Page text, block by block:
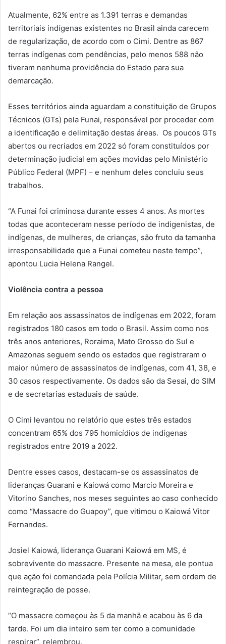
Atualmente, 62% entre as 1.391 terras e demandas
territoriais indígenas existentes no Brasil ainda carecem
de regularização, de acordo com o Cimi. Dentre as 867
terras indígenas com pendências, pelo menos 588 não
tiveram nenhuma providência do Estado para sua
demarcação.
Esses territórios ainda aguardam a constituição de Grupos
Técnicos (GTs) pela Funai, responsável por proceder com
a identificação e delimitação destas áreas. Os poucos GTs
abertos ou recriados em 2022 só foram constituídos por
determinação judicial em ações movidas pelo Ministério
Público Federal (MPF) – e nenhum deles concluiu seus
trabalhos.
“A Funai foi criminosa durante esses 4 anos. As mortes
todas que aconteceram nesse período de indigenistas, de
indígenas, de mulheres, de crianças, são fruto da tamanha
irresponsabilidade que a Funai cometeu neste tempo”,
apontou Lucia Helena Rangel.
Violência contra a pessoa
Em relação aos assassinatos de indígenas em 2022, foram
registrados 180 casos em todo o Brasil. Assim como nos
três anos anteriores, Roraima, Mato Grosso do Sul e
Amazonas seguem sendo os estados que registraram o
maior número de assassinatos de indígenas, com 41, 38, e
30 casos respectivamente. Os dados são da Sesai, do SIM
e de secretarias estaduais de saúde.
O Cimi levantou no relatório que estes três estados
concentram 65% dos 795 homicídios de indígenas
registrados entre 2019 a 2022.
Dentre esses casos, destacam-se os assassinatos de
lideranças Guarani e Kaiowá como Marcio Moreira e
Vitorino Sanches, nos meses seguintes ao caso conhecido
como “Massacre do Guapoy”, que vitimou o Kaiowá Vitor
Fernandes.
Josiel Kaiowá, liderança Guarani Kaiowá em MS, é
sobrevivente do massacre. Presente na mesa, ele pontua
que ação foi comandada pela Polícia Militar, sem ordem de
reintegração de posse.
“O massacre começou às 5 da manhã e acabou às 6 da
tarde. Foi um dia inteiro sem ter como a comunidade
respirar”, relembrou.